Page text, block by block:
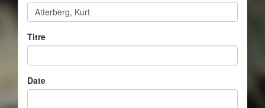
Titre
Date